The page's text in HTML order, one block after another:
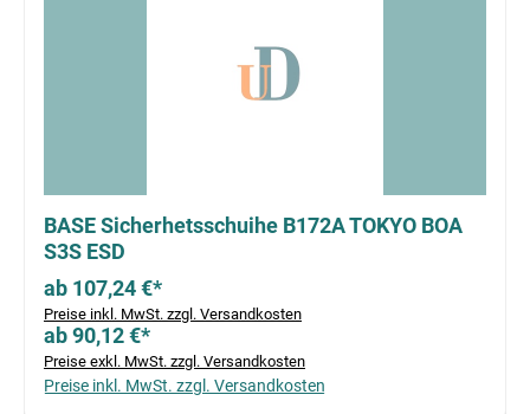
BASE Sicherhetsschuihe B172A TOKYO BOA
S3S ESD
ab 107,24 €*
Preise inkl. MwSt. zzgl. Versandkosten
ab 90,12 €*
Preise exkl. MwSt. zzgl. Versandkosten
Preise inkl. MwSt. zzgl. Versandkosten